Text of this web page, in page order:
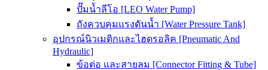
ปั๊มน้ำลีโอ [LEO Water Pump]
ถังควบคุมแรงดันน้ำ [Water Pressure Tank]
อุปกรณ์นิวเมติกและไฮดรอลิค [Pneumatic And
Hydraulic]
ข้อต่อ และสายลม [Connector Fitting & Tube]